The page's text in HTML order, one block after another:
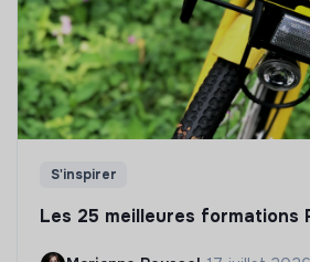
S'inspirer
Les 25 meilleures formations